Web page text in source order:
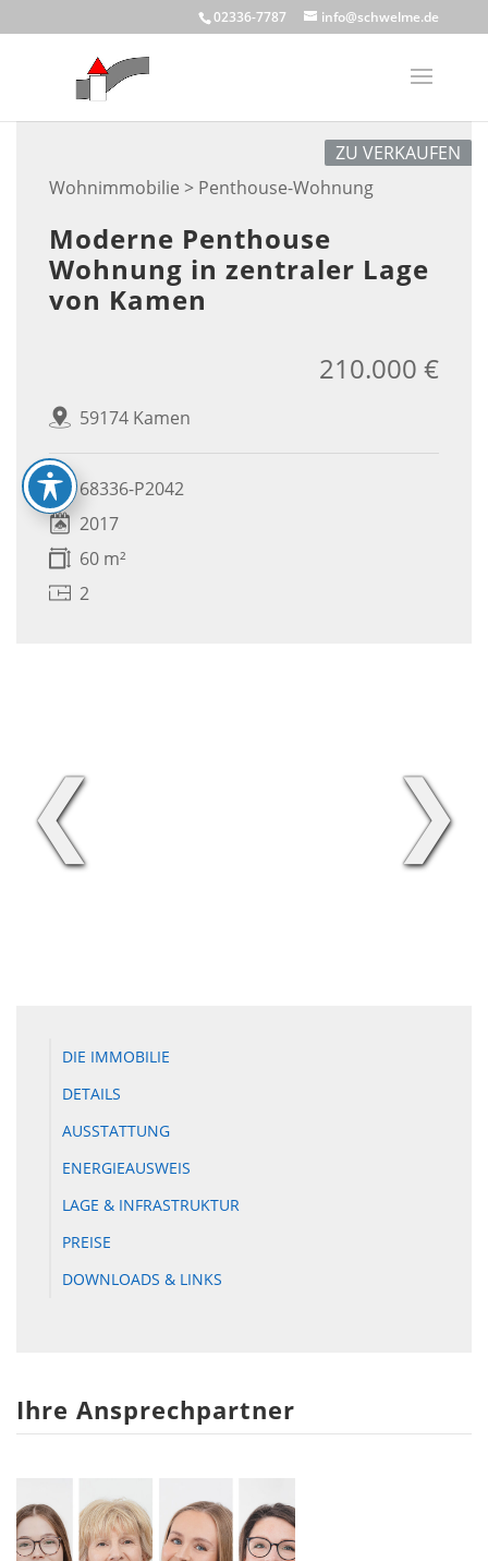
to
02336-7787 info@schwelme.de
Wohnimmobilie > Penthouse-Wohnung
ZU VERKAUFEN
Moderne Penthouse
Wohnung in zentraler Lage
von Kamen
59174 Kamen
210.000 €
68336-P2042
2017
60 m²
2
❮ ❯
DIE IMMOBILIE
DETAILS
AUSSTATTUNG
ENERGIEAUSWEIS
LAGE & INFRASTRUKTUR
PREISE
DOWNLOADS & LINKS
Ihre Ansprechpartner